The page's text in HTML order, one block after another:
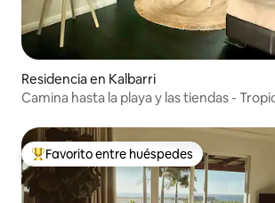
Residencia en Kalbarri
Camina hasta la playa y las tiendas -
De los mejores en Favorito entre huéspedes
Favorito entre huéspedes